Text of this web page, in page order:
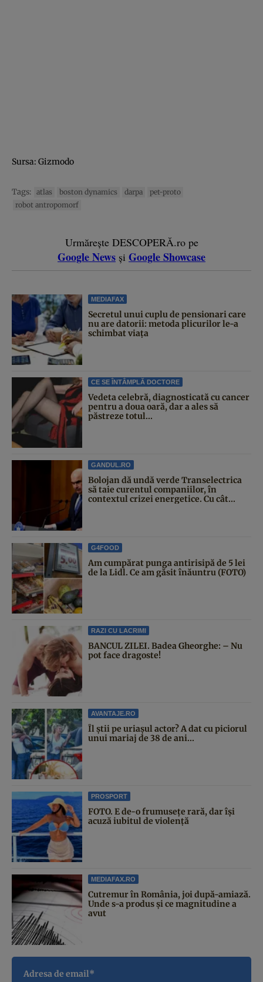
Sursa: Gizmodo
Tags: atlas boston dynamics darpa
pet-proto
robot antropomorf
Urmărește DESCOPERĂ.ro pe
Google News și Google Showcase
MEDIAFAX
Secretul unui cuplu de pensionari care
nu are datorii: metoda plicurilor le-a
schimbat viața
CE SE ÎNTÂMPLĂ DOCTORE
Vedeta celebră, diagnosticată cu cancer
pentru a doua oară, dar a ales să
păstreze totul...
GANDUL.RO
Bolojan dă undă verde Transelectrica
să taie curentul companiilor, în
contextul crizei energetice. Cu cât...
G4FOOD
Am cumpărat punga antirisipă de 5 lei
de la Lidl. Ce am găsit înăuntru (FOTO)
RAZI CU LACRIMI
BANCUL ZILEI. Badea Gheorghe: – Nu
pot face dragoste!
AVANTAJE.RO
Îl știi pe uriașul actor? A dat cu piciorul
unui mariaj de 38 de ani...
PROSPORT
FOTO. E de-o frumusețe rară, dar își
acuză iubitul de violență
MEDIAFAX.RO
Cutremur în România, joi după-amiază.
Unde s-a produs și ce magnitudine a
avut
Adresa de email*